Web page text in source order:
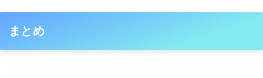
まとめ